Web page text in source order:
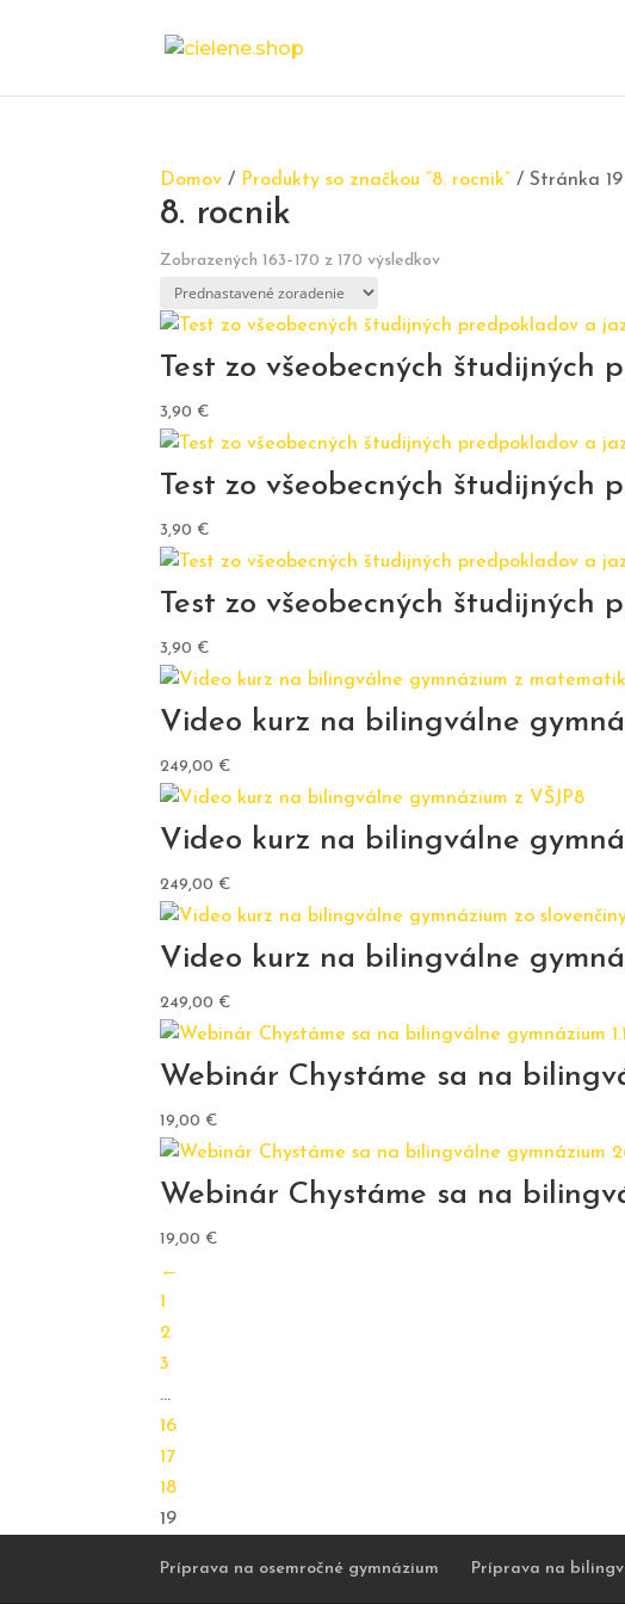
Domov / Produkty so značkou “8. rocnik” / Stránka 19
8. rocnik
Zobrazených 163–170 z 170 výsledkov
Test zo všeobecných študijných
3,90 €
Test zo všeobecných študijných
3,90 €
Test zo všeobecných študijných
3,90 €
Video kurz na bilingválne
249,00 €
Video kurz na bilingválne
249,00 €
Video kurz na bilingválne
249,00 €
Webinár Chystáme sa na
19,00 €
Webinár Chystáme sa na
19,00 €
←
1
2
3
…
16
17
18
19
Príprava na osemročné gymnázium Príprava na